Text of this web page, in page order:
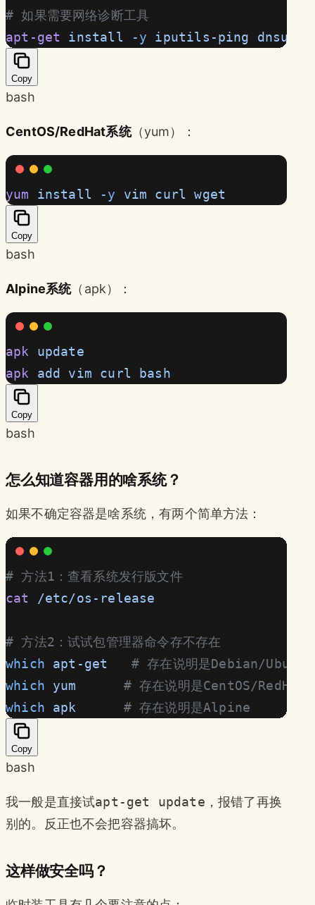
# 如果需要网络诊断工具
apt-get
install -y iputils-ping
Copy
bash
CentOS/RedHat系统（yum）：
yum install -y vim curl wget
Copy
bash
Alpine系统（apk）：
apk update
apk add vim curl bash
Copy
bash
怎么知道容器用的啥系统？
如果不确定容器是啥系统，有两个简单方法：
# 方法1：查看系统发行版文件
cat
/etc/os-release
# 方法2：试试包管理器命令存不存在
which apt-get
   # 存在说明是Debian/Ubuntu
which yum
      # 存在说明是CentOS/RedHat
which apk
      # 存在说明是Alpine
Copy
bash
我一般是直接试apt-get update ，报错了再换
别的。反正也不会把容器搞坏。
这样做安全吗？